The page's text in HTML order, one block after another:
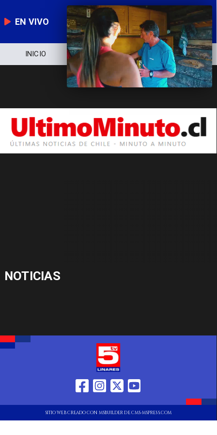
EN VIVO
INICIO NOTICIERO POLÍTICA
NOTICIAS
SITIO WEB CREADO CON MSBUILDER DE CMS-MSPRESS.COM